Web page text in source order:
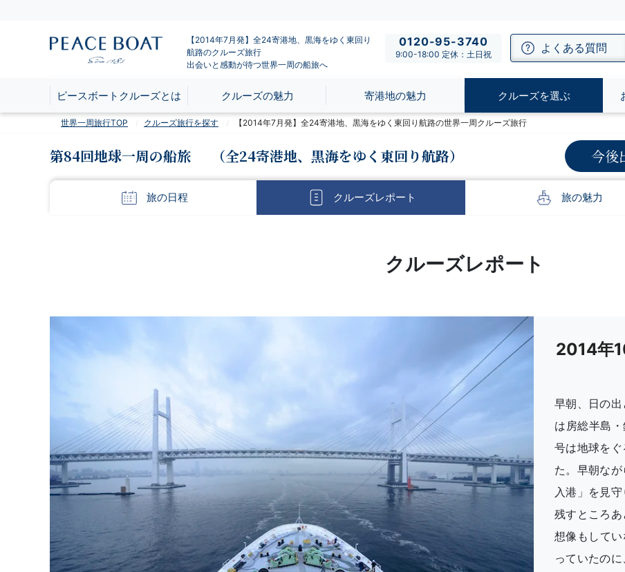
【2014年7月発】全24寄港地、黒海をゆく東回り
航路のクルーズ旅行
出会いと感動が待つ世界一周の船旅へ
0120-95-3740
9:00-18:00 定休：土日祝 よくある質問
ピースボートクルーズとは クルーズの魅力 寄港地の魅力 クルーズを選ぶ
世界一周旅行TOP クルーズ旅行を探す 【2014年7月発】全24寄港地、黒海をゆく東回り航路の世界一周クルーズ旅行
今後
第84回地球一周の船旅 （全24寄港地、黒海をゆく東回り航路）
旅の日程 クルーズレポート 旅の魅力
クルーズレポート
2014年
早朝、日の
は房総半島
号は地球を
た。早朝な
入港」を見
残すところ
想像もして
っていたの